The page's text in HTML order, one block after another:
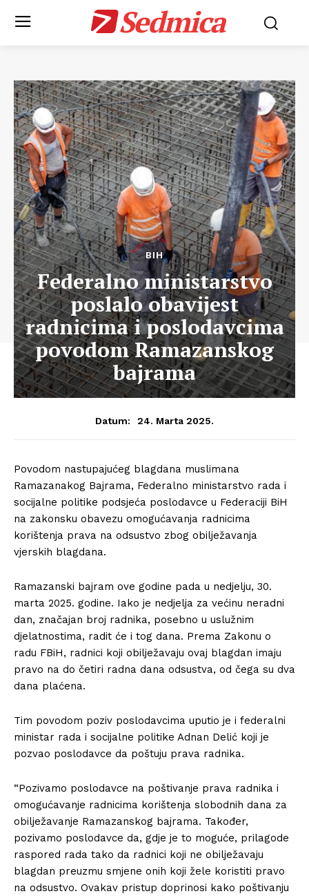
Sedmica
BIH
Federalno ministarstvo
poslalo obavijest
radnicima i poslodavcima
povodom Ramazanskog
bajrama
Datum: 24. Marta 2025.
Povodom nastupajućeg blagdana muslimana
Ramazanakog Bajrama, Federalno ministarstvo rada i
socijalne politike podsjeća poslodavce u Federaciji BiH
na zakonsku obavezu omogućavanja radnicima
korištenja prava na odsustvo zbog obilježavanja
vjerskih blagdana.
Ramazanski bajram ove godine pada u nedjelju, 30.
marta 2025. godine. Iako je nedjelja za većinu neradni
dan, značajan broj radnika, posebno u uslužnim
djelatnostima, radit će i tog dana. Prema Zakonu o
radu FBiH, radnici koji obilježavaju ovaj blagdan imaju
pravo na do četiri radna dana odsustva, od čega su dva
dana plaćena.
Tim povodom poziv poslodavcima uputio je i federalni
ministar rada i socijalne politike Adnan Delić koji je
pozvao poslodavce da poštuju prava radnika.
“Pozivamo poslodavce na poštivanje prava radnika i
omogućavanje radnicima korištenja slobodnih dana za
obilježavanje Ramazanskog bajrama. Također,
pozivamo poslodavce da, gdje je to moguće, prilagode
raspored rada tako da radnici koji ne obilježavaju
blagdan preuzmu smjene onih koji žele koristiti pravo
na odsustvo. Ovakav pristup doprinosi kako poštivanju